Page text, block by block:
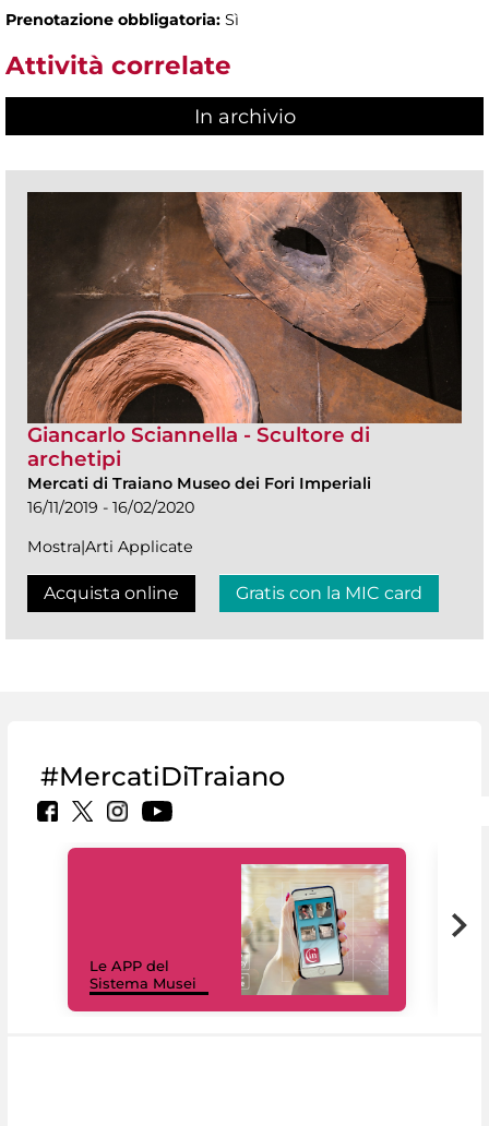
Prenotazione obbligatoria: Sì
Attività correlate
In archivio
Giancarlo Sciannella - Scultore di
archetipi
Mercati di Traiano Museo dei Fori Imperiali
16/11/2019 - 16/02/2020
Mostra|Arti Applicate
Acquista online Gratis con la MIC card
#MercatiDiTraiano
Le APP del
Sistema Musei